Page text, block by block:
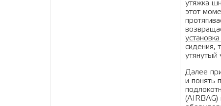
утяжка
этот
сидения,
утянутый
Далее
и понять
(AIRBAG)